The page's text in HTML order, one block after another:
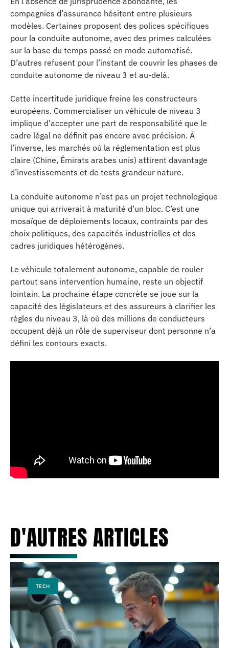
compagnies d’assurance hésitent entre plusieurs
modèles. Certaines proposent des polices spécifiques
pour la conduite autonome, avec des primes calculées
sur la base du temps passé en mode automatisé.
D’autres refusent pour l’instant de couvrir les phases de
conduite autonome de niveau 3 et au-delà.
Cette incertitude juridique freine les constructeurs
européens. Commercialiser un véhicule de niveau 3
implique d’accepter une part de responsabilité que le
cadre légal ne définit pas encore avec précision. À
l’inverse, les marchés où la réglementation est plus
claire (Chine, Émirats arabes unis) attirent davantage
d’investissements et de tests grandeur nature.
La conduite autonome n’est pas un projet technologique
unique qui arriverait à maturité d’un bloc. C’est une
mosaïque de déploiements locaux, contraints par des
choix politiques, des capacités industrielles et des
cadres juridiques hétérogènes.
Le véhicule totalement autonome, capable de rouler
partout sans intervention humaine, reste un objectif
lointain. La prochaine étape concrète se joue sur la
capacité des législateurs et des assureurs à clarifier les
règles du niveau 3, là où des millions de conducteurs
occupent déjà un rôle de superviseur dont personne n’a
défini les contours exacts.
D'AUTRES ARTICLES
TECH